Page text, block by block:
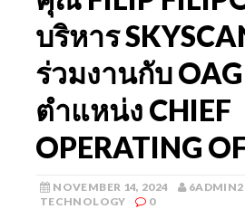
บริหาร
ร่วมงานกับ
ตำแหน่ง CHIEF
OPERATING
NOVEMBER 14, 2024 6ADMIN2
TECHNOLOGY
0